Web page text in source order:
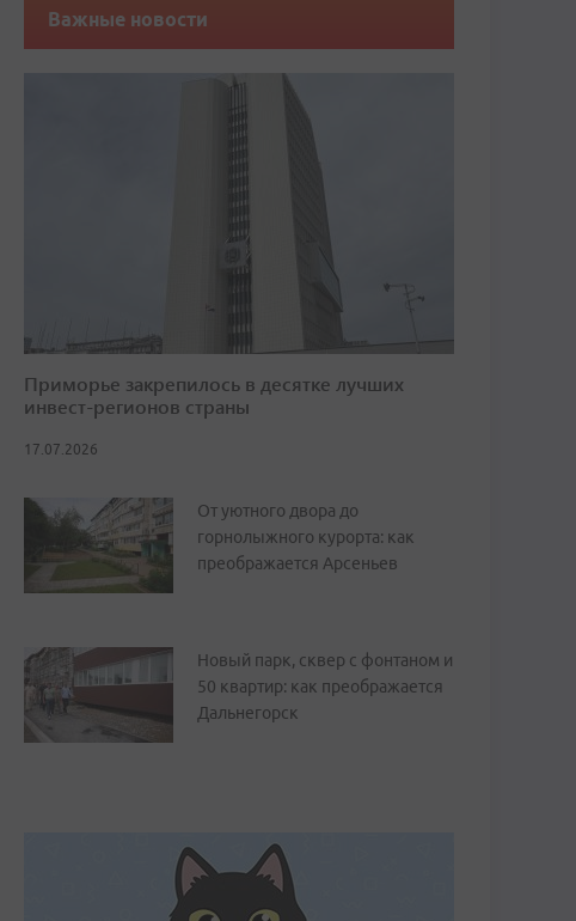
Важные новости
Приморье закрепилось в десятке лучших
инвест-регионов страны
17.07.2026
От уютного двора до
горнолыжного курорта: как
преображается Арсеньев
Новый парк, сквер с фонтаном и
50 квартир: как преображается
Дальнегорск